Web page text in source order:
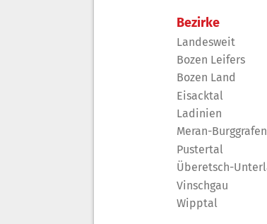
Bezirke
Landesweit
Bozen Leifers
Bozen Land
Eisacktal
Ladinien
Meran-
Pustertal
Überetsch-
Vinschgau
Wipptal